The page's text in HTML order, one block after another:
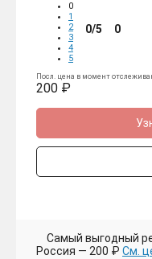
0
1
2
3
4
5
0/5 0
Посл. цена в момент
200 ₽
Самый выгодный
Россия — 200 ₽ См.